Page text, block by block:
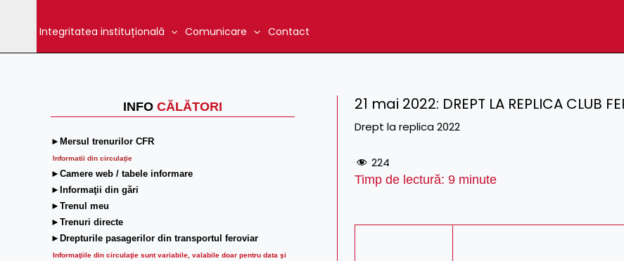
Integritatea instituțională Comunicare Contact
INFO CĂLĂTORI
►Mersul trenurilor CFR
Informatii din circulaţie
►Camere web / tabele informare
►Informaţii din gări
►Trenul meu
►Trenuri directe
►Drepturile pasagerilor din transportul feroviar
Informaţiile din circulaţie sunt variabile, valabile doar pentru data şi
21 mai 2022: DREPT LA REPLICA CLUB
Drept la replica 2022
224
Timp de lectură: 9 minute